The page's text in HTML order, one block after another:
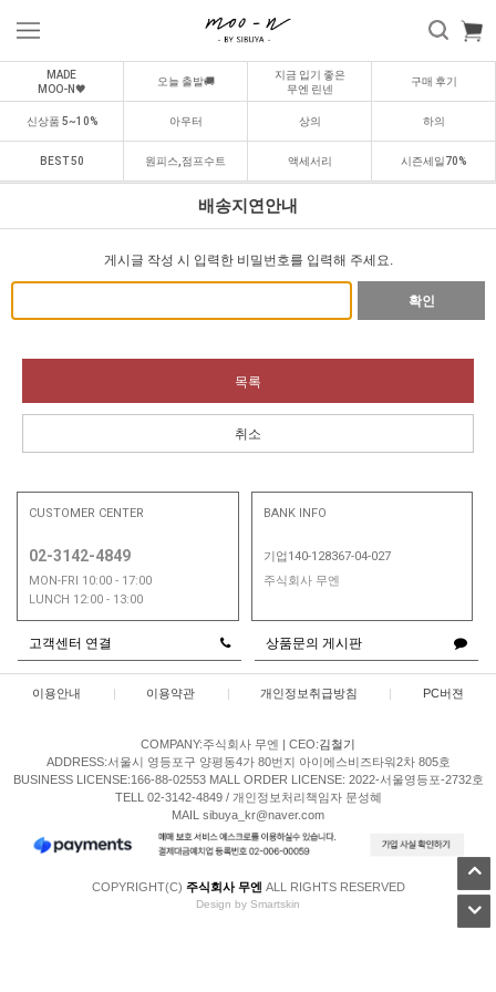
MADE
MOO-N🖤
오늘 출발🚚
지금 입기 좋은
무엔 린넨
구매 후기
신상품 5~10% 아우터 상의 하의
BEST 50 원피스,점프수트 액세서리 시즌세일70%
배송지연안내
게시글 작성 시 입력한 비밀번호를 입력해 주세요.
확인
목록
취소
CUSTOMER CENTER
02-3142-4849
MON-FRI 10:00 - 17:00
LUNCH 12:00 - 13:00
BANK INFO
기업140-128367-04-027
주식회사 무엔
고객센터 연결 상품문의 게시판
이용안내 | 이용약관 | 개인정보취급방침 | PC버젼
COMPANY:주식회사 무엔 | CEO:김철기
ADDRESS:서울시 영등포구 양평동4가 80번지 아이에스비즈타워2차 805호
BUSINESS LICENSE:166-88-02553 MALL ORDER LICENSE: 2022-서울영등포-2732호
TELL 02-3142-4849 / 개인정보처리책임자 문성혜
MAIL sibuya_kr@naver.com
COPYRIGHT(C) 주식회사 무엔 ALL RIGHTS RESERVED